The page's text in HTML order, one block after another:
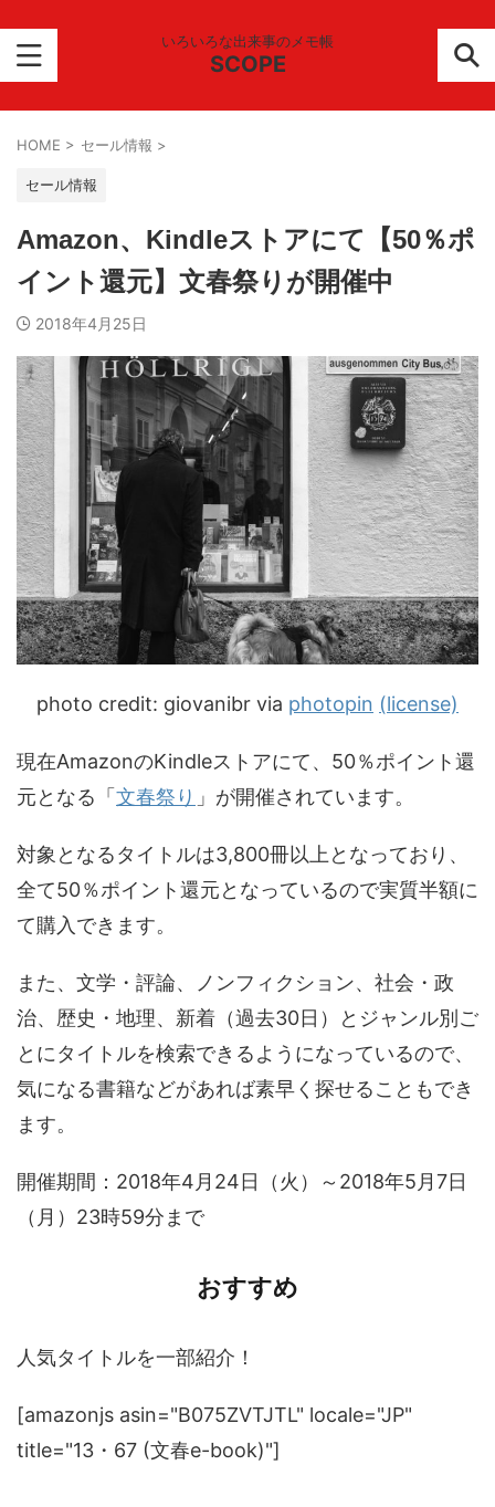
いろいろな出来事のメモ帳
SCOPE
HOME > セール情報 >
セール情報
Amazon、Kindleストアにて【50％ポ
イント還元】文春祭りが開催中
2018年4月25日
photo credit: giovanibr via photopin (license)
現在AmazonのKindleストアにて、50％ポイント還
元となる「 文春祭り 」が開催されています。
対象となるタイトルは3,800冊以上となっており、
全て50％ポイント還元となっているので実質半額に
て購入できます。
また、文学・評論、ノンフィクション、社会・政
治、歴史・地理、新着（過去30日）とジャンル別ご
とにタイトルを検索できるようになっているので、
気になる書籍などがあれば素早く探せることもでき
ます。
開催期間：2018年4月24日（火）～2018年5月7日
（月）23時59分まで
おすすめ
人気タイトルを一部紹介！
[amazonjs asin="B075ZVTJTL" locale="JP"
title="13・67 (文春e-book)"]